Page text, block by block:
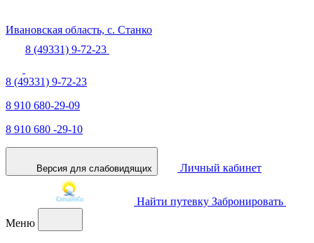
Ивановская область, с. Станко
8 (49331) 9-72-23
8 (49331) 9-72-23
8 910 680-29-09
8 910 680 -29-10
Версия для слабовидящих Личный кабинет
Найти путевку Забронировать
Меню